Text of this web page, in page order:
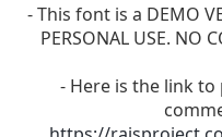
- This font is a DEMO
PERSONAL USE. NO
- Here is the link